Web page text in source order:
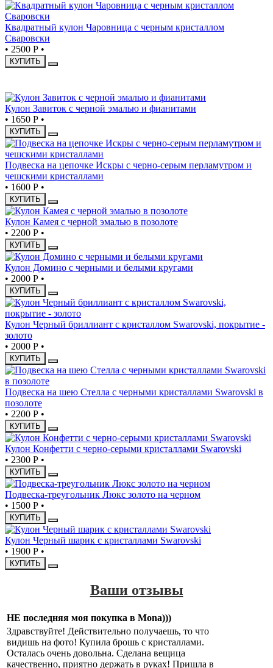
Квадратный кулон Чаровница с черным кристаллом
Сваровски
• 2500 Р •
КУПИТЬ
Кулон Завиток с черной эмалью и фианитами
• 1650 Р •
КУПИТЬ
Подвеска на цепочке Искры с черно-серым перламутром и
чешскими кристаллами
• 1600 Р •
КУПИТЬ
Кулон Камея с черной эмалью в позолоте
• 2200 Р •
КУПИТЬ
Кулон Домино с черными и белыми кругами
• 2000 Р •
КУПИТЬ
Кулон Черный бриллиант с кристаллом Swarovski, покрытие -
золото
• 2000 Р •
КУПИТЬ
Подвеска на шею Стелла с черными кристаллами Swarovski в
позолоте
• 2200 Р •
КУПИТЬ
Кулон Конфетти с черно-серыми кристаллами Swarovski
• 2300 Р •
КУПИТЬ
Подвеска-треугольник Люкс золото на черном
• 1500 Р •
КУПИТЬ
Кулон Черный шарик с кристаллами Swarovski
• 1900 Р •
КУПИТЬ
Ваши отзывы
НЕ последняя моя покупка в Mona)))
Здравствуйте! Действительно получаешь, то что
видишь на фото! Купила брошь с кристаллами.
Осталась очень довольна. Сделана вещица
качественно, приятно держать в руках! Пришла в